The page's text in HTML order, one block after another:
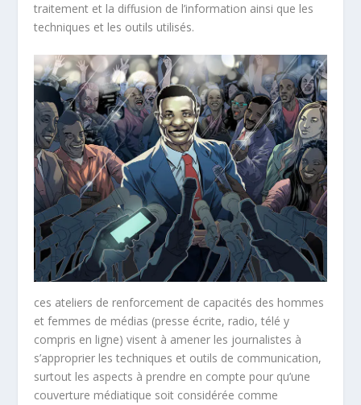
traitement et la diffusion de l’information ainsi que les
techniques et les outils utilisés.
ces ateliers de renforcement de capacités des hommes
et femmes de médias (presse écrite, radio, télé y
compris en ligne) visent à amener les journalistes à
s’approprier les techniques et outils de communication,
surtout les aspects à prendre en compte pour qu’une
couverture médiatique soit considérée comme